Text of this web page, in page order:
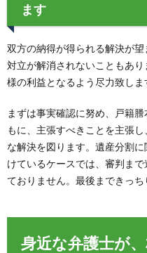
ます
双方の納得が得られる解決が
対立が解消されないこともあ
様の利益となるよう尽力致しま
まずは事実確認に努め、戸籍
もに、主張すべきことを主張
な解決を図ります。遺産分割
けているケースでは、審判ま
ておりません。最後まできっち
身近な弁護士が